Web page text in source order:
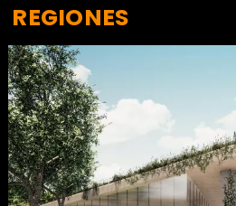
REGIONES